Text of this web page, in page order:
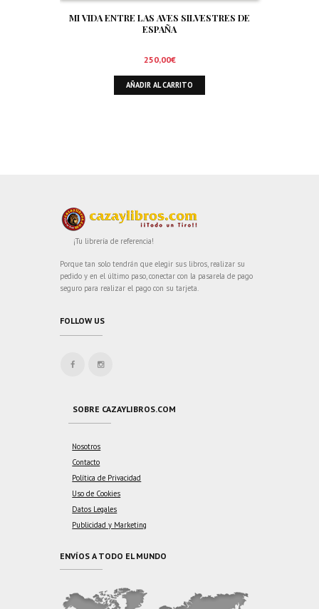
MI VIDA ENTRE LAS AVES SILVESTRES DE
ESPAÑA
250,00€
AÑADIR AL CARRITO
¡Tu librería de referencia!
Porque tan solo tendrán que elegir sus libros, realizar su
pedido y en el último paso, conectar con la pasarela de pago
seguro para realizar el pago con su tarjeta.
FOLLOW US
SOBRE CAZAYLIBROS.COM
Nosotros
Contacto
Política de Privacidad
Uso de Cookies
Datos Legales
Publicidad y Marketing
ENVÍOS A TODO EL MUNDO